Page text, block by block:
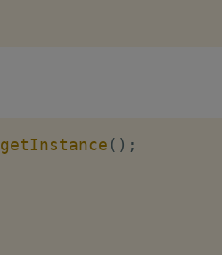
getInstance ( ) ;